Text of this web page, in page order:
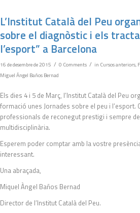
L’Institut Català del Peu
sobre el diagnòstic i els
l’esport” a Barcelona
16 de desembre de 2015 / 0 Comments / in Cursos anteriors,
Miguel Ángel Baños Bernad
Els dies 4 i 5 de Març, l’Institut Català del Peu
formació unes Jornades sobre el peu i l’esport.
professionals de reconegut prestigi i sempre
multidisciplinària.
Esperem poder comptar amb la vostre
interessant.
Una abraçada,
Miquel Àngel Baños Bernad
Director de l’Institut Català del Peu.